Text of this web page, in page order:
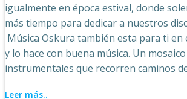
igualmente en época estival, donde
más tiempo para dedicar a nuestros
Música Oskura también esta para ti en
y lo hace con buena música. Un
instrumentales que recorren caminos
Leer más..